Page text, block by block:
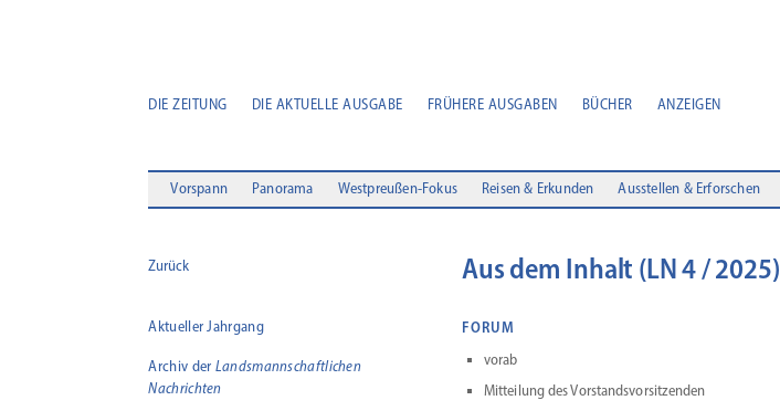
DIE ZEITUNG DIE AKTUELLE AUSGABE FRÜHERE AUSGABEN BÜCHER ANZEIGEN
Vorspann Panorama Westpreußen-Fokus Reisen & Erkunden Ausstellen & Erforschen
Zurück
Aktueller Jahrgang
Archiv der Landsmannschaftlichen
Nachrichten
Aus dem Inhalt (LN 4 / 2025)
FORUM
vorab
Mitteilung des Vorstandsvorsitzenden